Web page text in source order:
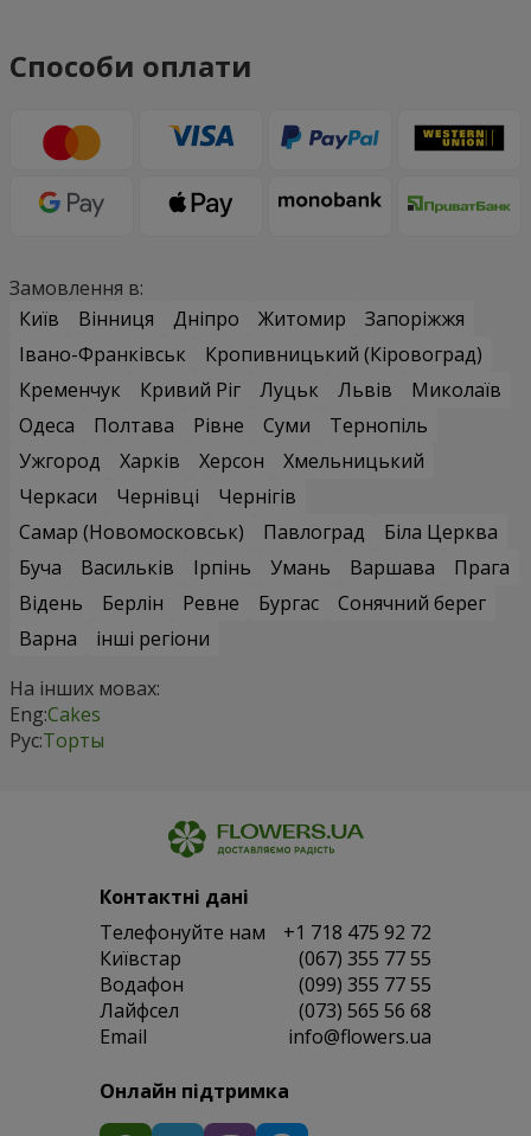
Способи оплати
Замовлення в:
Київ
Вінниця Дніпро Житомир
Запоріжжя
Івано-Франківськ
Кропивницький (Кіровоград)
Кременчук
Кривий Ріг Луцьк Львів
Миколаїв
Одеса
Полтава Рівне Суми
Тернопіль
Ужгород
Харків Херсон
Хмельницький
Черкаси
Чернівці
Чернігів
Самар (Новомосковськ)
Павлоград
Біла Церква
Буча
Васильків Ірпінь Умань Варшава
Прага
Відень
Берлін Ревне Бургас
Сонячний берег
Варна
інші регіони
На інших мовах:
Eng:Cakes
Рус:Торты
Контактні дані
Телефонуйте нам
+1 718 475 92 72
Київстар
(067) 355 77 55
Водафон
(099) 355 77 55
Лайфсел
(073) 565 56 68
Email
info@flowers.ua
Онлайн підтримка